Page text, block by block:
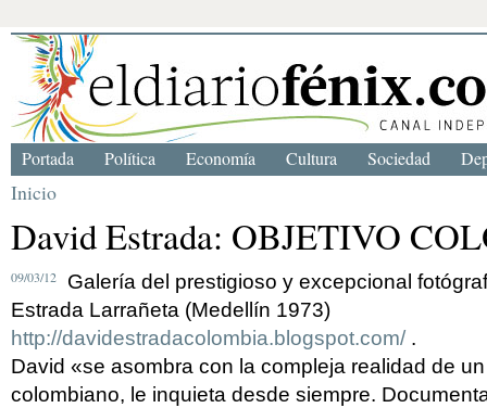
Inicio
David Estrada: OBJETIVO
09/03/12
Galería del prestigioso y excepcional
Estrada Larrañeta (Medellín 1973)
http://davidestradacolombia.blogspot.com/ .
David «se asombra con la compleja realidad de
colombiano, le inquieta desde siempre.
Portada Política Economía Cultura Sociedad